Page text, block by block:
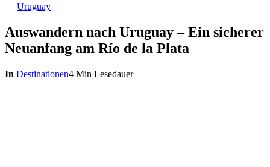
Uruguay
Auswandern nach Uruguay – Ein sicherer
Neuanfang am Río de la Plata
In Destinationen4 Min Lesedauer